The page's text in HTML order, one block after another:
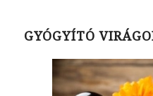
GYÓGYÍTÓ